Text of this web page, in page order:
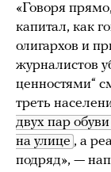
«Говоря
капитал, как
олигархов и
журналистов
ценностями“
треть
двух пар обуви
на улице , а
подряд», —